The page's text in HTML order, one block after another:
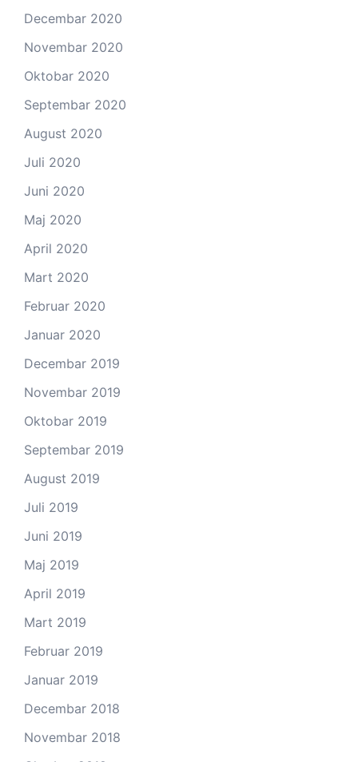
Decembar 2020
Novembar 2020
Oktobar 2020
Septembar 2020
August 2020
Juli 2020
Juni 2020
Maj 2020
April 2020
Mart 2020
Februar 2020
Januar 2020
Decembar 2019
Novembar 2019
Oktobar 2019
Septembar 2019
August 2019
Juli 2019
Juni 2019
Maj 2019
April 2019
Mart 2019
Februar 2019
Januar 2019
Decembar 2018
Novembar 2018